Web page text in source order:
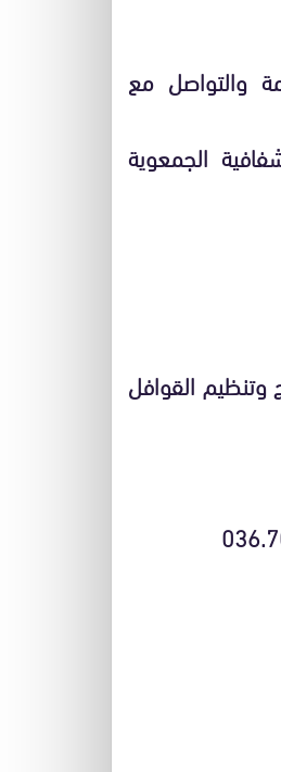
والتواصل مع
الجمعوية
القوافل